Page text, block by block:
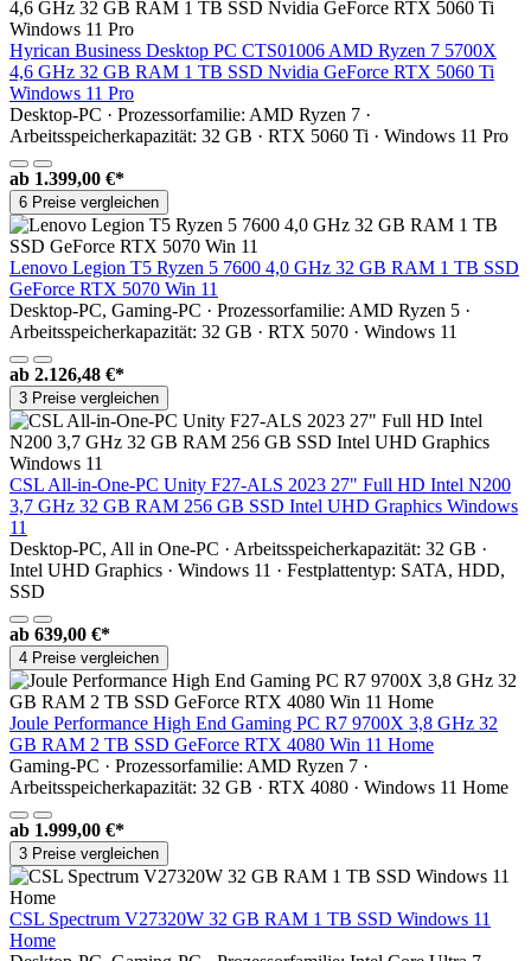
Hyrican Business Desktop PC CTS01006 AMD Ryzen 7 5700X
4,6 GHz 32 GB RAM 1 TB SSD Nvidia GeForce RTX 5060 Ti
Windows 11 Pro
Desktop-PC · Prozessorfamilie: AMD Ryzen 7 ·
Arbeitsspeicherkapazität: 32 GB · RTX 5060 Ti · Windows 11 Pro
ab 1.399,00 €*
6 Preise vergleichen
Lenovo Legion T5 Ryzen 5 7600 4,0 GHz 32 GB RAM 1 TB SSD
GeForce RTX 5070 Win 11
Desktop-PC, Gaming-PC · Prozessorfamilie: AMD Ryzen 5 ·
Arbeitsspeicherkapazität: 32 GB · RTX 5070 · Windows 11
ab 2.126,48 €*
3 Preise vergleichen
CSL All-in-One-PC Unity F27-ALS 2023 27" Full HD Intel N200
3,7 GHz 32 GB RAM 256 GB SSD Intel UHD Graphics Windows
11
Desktop-PC, All in One-PC · Arbeitsspeicherkapazität: 32 GB ·
Intel UHD Graphics · Windows 11 · Festplattentyp: SATA, HDD,
SSD
ab 639,00 €*
4 Preise vergleichen
Joule Performance High End Gaming PC R7 9700X 3,8 GHz 32
GB RAM 2 TB SSD GeForce RTX 4080 Win 11 Home
Gaming-PC · Prozessorfamilie: AMD Ryzen 7 ·
Arbeitsspeicherkapazität: 32 GB · RTX 4080 · Windows 11 Home
ab 1.999,00 €*
3 Preise vergleichen
CSL Spectrum V27320W 32 GB RAM 1 TB SSD Windows 11
Home